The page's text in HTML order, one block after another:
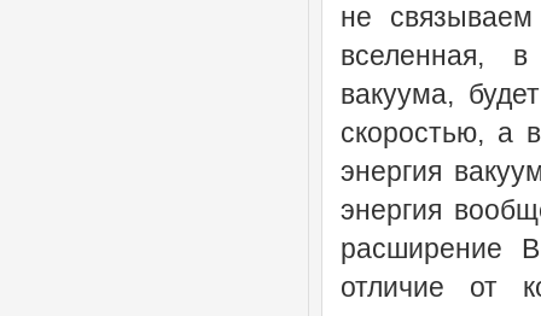
не
вселенная, в
вакуума,
скоростью, а
энергия
энергия
расширение
отличие от